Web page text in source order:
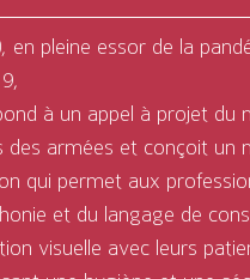
en pleine essor de la
à un appel à projet du
des armées et conçoit un
qui permet aux
et du langage de
visuelle avec leurs